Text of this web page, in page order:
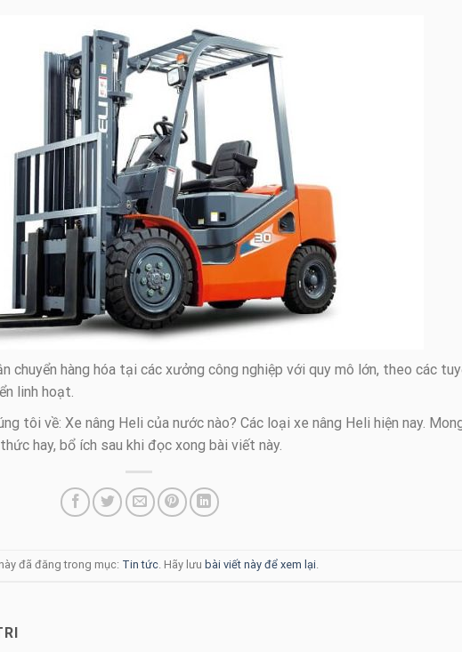
chuyển hàng hóa tại các xưởng công nghiệp với quy mô lớn, theo các
linh hoạt.
tôi về: Xe nâng Heli của nước nào? Các loại xe nâng Heli hiện nay.
hay, bổ ích sau khi đọc xong bài viết này.
đã đăng trong mục: Tin tức. Hãy lưu bài viết này để xem lại.